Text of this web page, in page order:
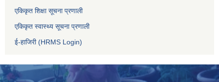
एकिकृत शिक्षा सूचना प्रणाली
एकिकृत स्वास्थ्य सूचना प्रणाली
ई-हाजिरी (HRMS Login)